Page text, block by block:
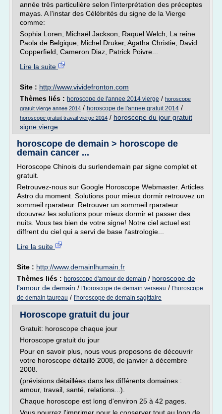
année très particulière selon l'interprétation des préceptes
mayas. A l'instar des Célébrités du signe de la Vierge
comme:
Sophia Loren, Michaël Jackson, Raquel Welch, La reine
Paola de Belgique, Michel Druker, Agatha Christie, David
Copperfield, Cameron Diaz, Patrick Poivre...
Lire la suite
Site : http://www.vividefronton.com
Thèmes liés : horoscope de l'annee 2014 vierge / horoscope
gratuit vierge annee 2014 / horoscope de l'annee gratuit 2014 /
horoscope gratuit travail vierge 2014 / horoscope du jour gratuit
signe vierge
horoscope de demain > horoscope de
demain cancer ...
Horoscope Chinois du surlendemain par signe complet et
gratuit.
Retrouvez-nous sur Google Horoscope Webmaster. Articles
Astro du moment. Solutions pour mieux dormir retrouvez un
sommeil rparateur. Retrouver un sommeil rparateur
dcouvrez les solutions pour mieux dormir et passer des
nuits. Vous tes bien de votre signe! Notre ciel actuel est
diffrent du ciel qui a servi de base l'astrologie...
Lire la suite
Site : http://www.demainlhumain.fr
Thèmes liés : horoscope d'amour de demain / horoscope de
l'amour de demain / l'horoscope de demain verseau / l'horoscope
de demain taureau / l'horoscope de demain sagittaire
Horoscope gratuit du jour
Gratuit: horoscope chaque jour
Horoscope gratuit du jour
Pour en savoir plus, nous vous proposons de découvrir
votre horoscope détaillé 2008, de janvier à décembre
2008.
(prévisions détaillées dans les différents domaines :
amour, travail, santé, relations...).
Chaque horoscope est long d'environ 25 à 42 pages.